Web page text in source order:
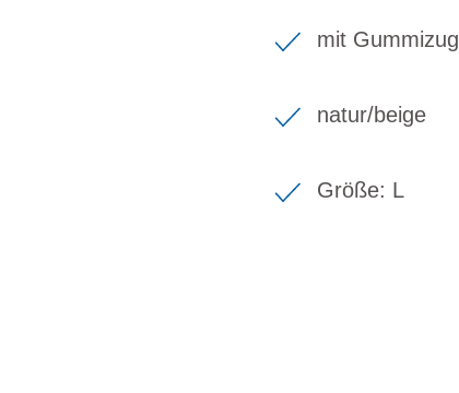
mit Gummizug
natur/beige
Größe: L